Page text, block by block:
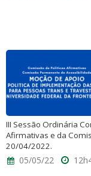
III Sessão Ordinária
Afirmativas e da
20/04/2022.
05/05/22